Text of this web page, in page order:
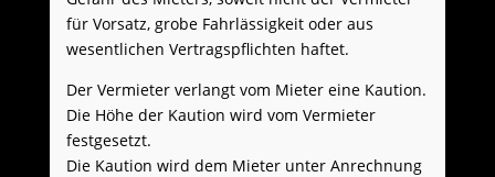
für Vorsatz, grobe Fahrlässigkeit oder aus
wesentlichen Vertragspflichten haftet.
Der Vermieter verlangt vom Mieter eine Kaution.
Die Höhe der Kaution wird vom Vermieter
festgesetzt.
Die Kaution wird dem Mieter unter Anrechnung